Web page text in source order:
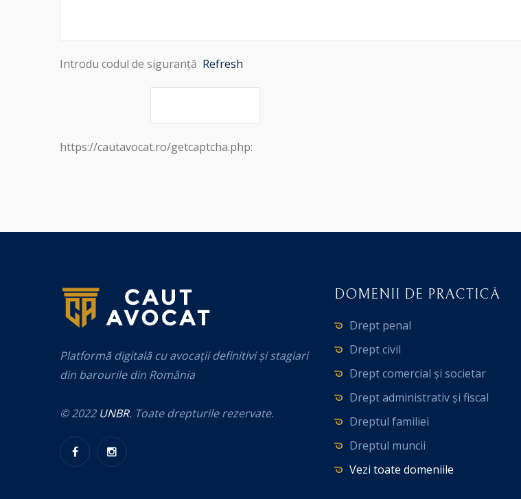
Introdu codul de siguranță Refresh
https://cautavocat.ro/getcaptcha.php:
Platformă digitală cu avocații definitivi și stagiari
din barourile din România
© 2022 UNBR. Toate drepturile rezervate.
DOMENII DE PRACTICĂ
Drept penal
Drept civil
Drept comercial și societar
Drept administrativ și fiscal
Dreptul familiei
Dreptul muncii
Vezi toate domeniile